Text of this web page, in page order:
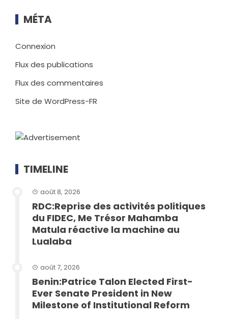
MÉTA
Connexion
Flux des publications
Flux des commentaires
Site de WordPress-FR
TIMELINE
août 8, 2026
RDC:Reprise des activités politiques
du FIDEC, Me Trésor Mahamba
Matula réactive la machine au
Lualaba
août 7, 2026
Benin:Patrice Talon Elected First-
Ever Senate President in New
Milestone of Institutional Reform